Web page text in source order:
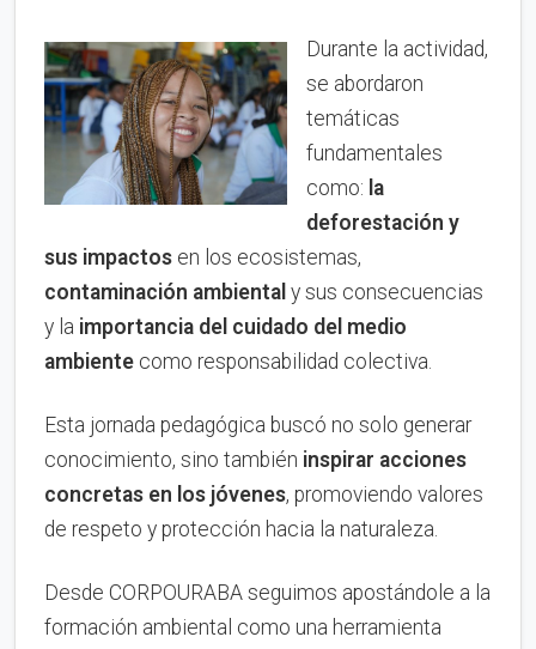
Durante la actividad,
se abordaron
temáticas
fundamentales
como: la
deforestación y
sus impactos en los ecosistemas,
contaminación ambiental y sus consecuencias
y la importancia del cuidado del medio
ambiente como responsabilidad colectiva.
Esta jornada pedagógica buscó no solo generar
conocimiento, sino también inspirar acciones
concretas en los jóvenes, promoviendo valores
de respeto y protección hacia la naturaleza.
Desde CORPOURABA seguimos apostándole a la
formación ambiental como una herramienta